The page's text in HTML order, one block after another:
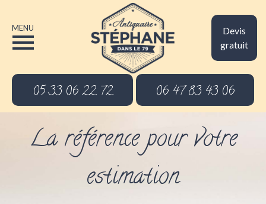
Devis
gratuit
MENU
05 33 06 22 72 06 47 83 43 06
La référence pour votre
estimation